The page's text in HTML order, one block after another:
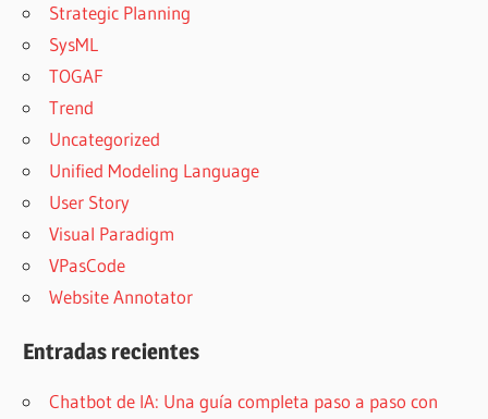
Strategic Planning
SysML
TOGAF
Trend
Uncategorized
Unified Modeling Language
User Story
Visual Paradigm
VPasCode
Website Annotator
Entradas recientes
Chatbot de IA: Una guía completa paso a paso con